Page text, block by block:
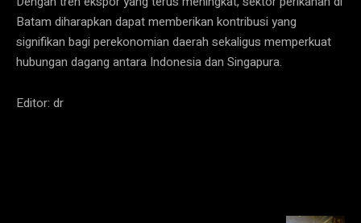
Batam diharapkan dapat memberikan kontribusi yang
signifikan bagi perekonomian daerah sekaligus memperkuat
hubungan dagang antara Indonesia dan Singapura.
Editor: dr